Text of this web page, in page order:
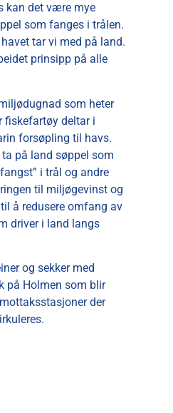
kan det være mye
som fanges i trålen.
tar vi med på land.
prinsipp på alle
som heter
fiskefartøy deltar i
forsøpling til havs.
på land søppel som
i trål og andre
til miljøgevinst og
å redusere omfang av
driver i land langs
og sekker med
på Holmen som blir
der